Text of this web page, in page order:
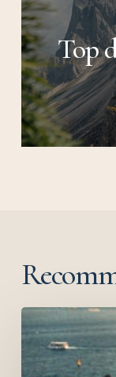
Top
The
absolute
Salient